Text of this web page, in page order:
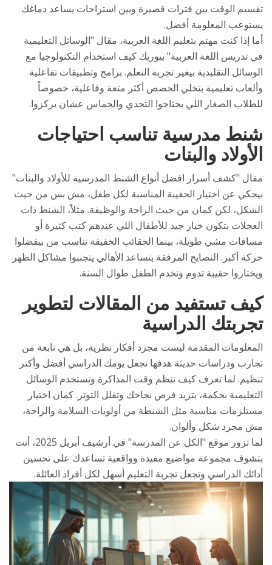
تقسيم الوقت بين فترات قصيرة وبين استراحات يساعد دماغك
يستوعب المعلومة أفضل.
أما إذا كنت مهتم بتعليم اللغة العربية، مقال "الوسائل التعليمية
في تدريس اللغة العربية" بيوريك كيف استخدام التكنولوجيا مع
الوسائل التقليدية بيغير تجربة التعلم. برامج وتطبيقات تفاعلية
وألعاب تعليمية بتخلي الحصص أكثر متعة وفاعلية، خصوصاً
للطلاب الصغار اللي يحتاجوا التحدي والحماس عشان يركزوا.
شنط مدرسية تناسب احتياجات
الأولاد والبنات
مقال "كشف أسرار افضل أنواع الشنط المدرسية للأولاد والبنات"
بيحكي عن اختيار الحقيبة المناسبة لكل طفل، مش بس من حيث
الشكل، لكن كمان من حيث الراحة والوظيفة. مثلاً، الشنط ذات
العجلات بتكون خيار جيد للأطفال اللي عندهم كتب كثيرة أو
مسافات مشي طويلة، بينما الحقائب الخفيفة تناسب من بيفضلوا
حركة أكبر. النصايح المرفقة بتساعد الأهالي يتجنبوا مشاكل الظهر
ويختاروا حقيبة تدوم وتخدم الطفل طوال السنة.
كيف تستفيد من المقالات لتطوير
تجربتك الدراسية
المعلومات المقدمة ليست مجرد أفكار نظرية، بل هي نابعة من
تجارب ودراسات حديثة هدفها تجعل يومك الدراسي أفضل وأكتر
تنظيم. لما تعرف كيف تنظم وقت المذاكرة وتستخدم الوسائل
التعليمية بحكمة، بتزيد فرص نجاحك وتقلل التوتر. كمان اختيار
مستلزمات مناسبة مثل الشنطة من أولويات السلامة والراحة،
مش مجرد شكل وألوان.
لما تزور موقع "الكل عن المدرسة" في أرشيف أبريل 2025، أنت
بتشوف مجموعة مواضيع مفيدة وواقعية تساعدك على تحسين
أدائك الدراسي وتجعل تجربة التعليم أسهل لكل أفراد العائلة.